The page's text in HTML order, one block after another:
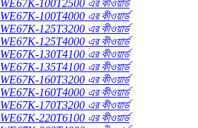
WE67K-100T2500 এর কীওয়ার্ড
WE67K-100T4000 এর কীওয়ার্ড
WE67K-125T3200 এর কীওয়ার্ড
WE67K-125T4000 এর কীওয়ার্ড
WE67K-130T4100 এর কীওয়ার্ড
WE67K-135T4100 এর কীওয়ার্ড
WE67K-160T3200 এর কীওয়ার্ড
WE67K-160T4000 এর কীওয়ার্ড
WE67K-170T3200 এর কীওয়ার্ড
WE67K-220T6100 এর কীওয়ার্ড